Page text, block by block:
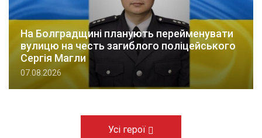
На Болградщині планують перейменувати
вулицю на честь загиблого поліцейського
Сергія Магли
07.08.2026
Усі герої